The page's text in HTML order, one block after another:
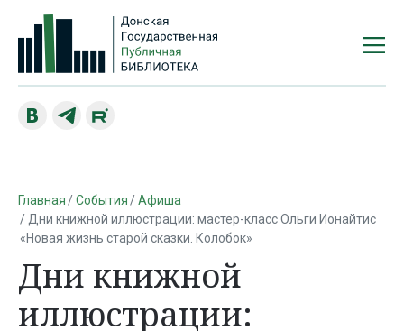
Главная События
Афиша
Дни книжной иллюстрации: мастер-класс Ольги Ионайтис
«Новая жизнь старой сказки. Колобок»
Дни книжной
иллюстрации: